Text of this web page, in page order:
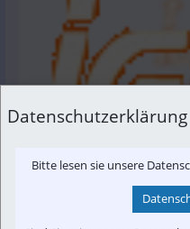
Der Berliner
Datenschutzerklärung
Bitte lesen sie unsere